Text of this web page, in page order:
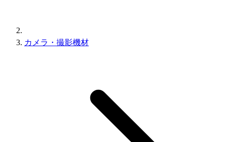
カメラ・撮影機材